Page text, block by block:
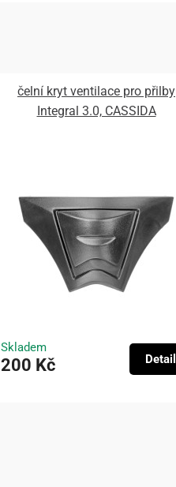
čelní kryt ventilace pro přilby
Integral 3.0, CASSIDA
Skladem
200 Kč Detail